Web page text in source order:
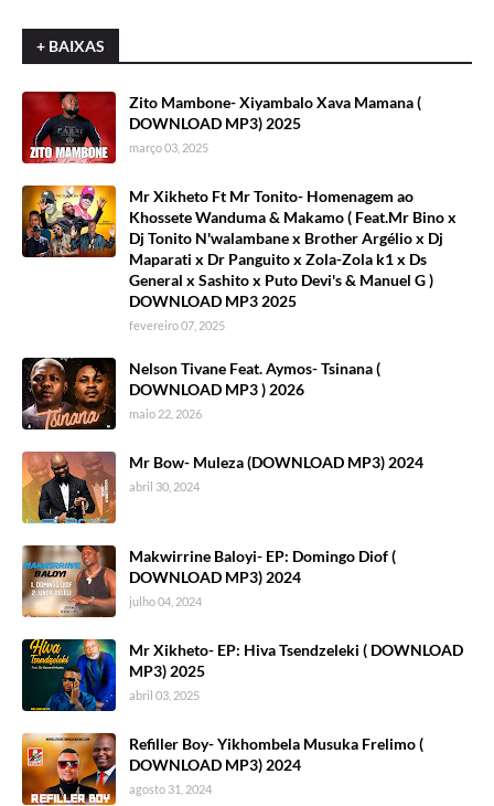
+ BAIXAS
Zito Mambone- Xiyambalo Xava Mamana (
DOWNLOAD MP3) 2025
março 03, 2025
Mr Xikheto Ft Mr Tonito- Homenagem ao
Khossete Wanduma & Makamo ( Feat.Mr Bino x
Dj Tonito N'walambane x Brother Argélio x Dj
Maparati x Dr Panguito x Zola-Zola k1 x Ds
General x Sashito x Puto Devi's & Manuel G )
DOWNLOAD MP3 2025
fevereiro 07, 2025
Nelson Tivane Feat. Aymos- Tsinana (
DOWNLOAD MP3 ) 2026
maio 22, 2026
Mr Bow- Muleza (DOWNLOAD MP3) 2024
abril 30, 2024
Makwirrine Baloyi- EP: Domingo Diof (
DOWNLOAD MP3) 2024
julho 04, 2024
Mr Xikheto- EP: Hiva Tsendzeleki ( DOWNLOAD
MP3) 2025
abril 03, 2025
Refiller Boy- Yikhombela Musuka Frelimo (
DOWNLOAD MP3) 2024
agosto 31, 2024